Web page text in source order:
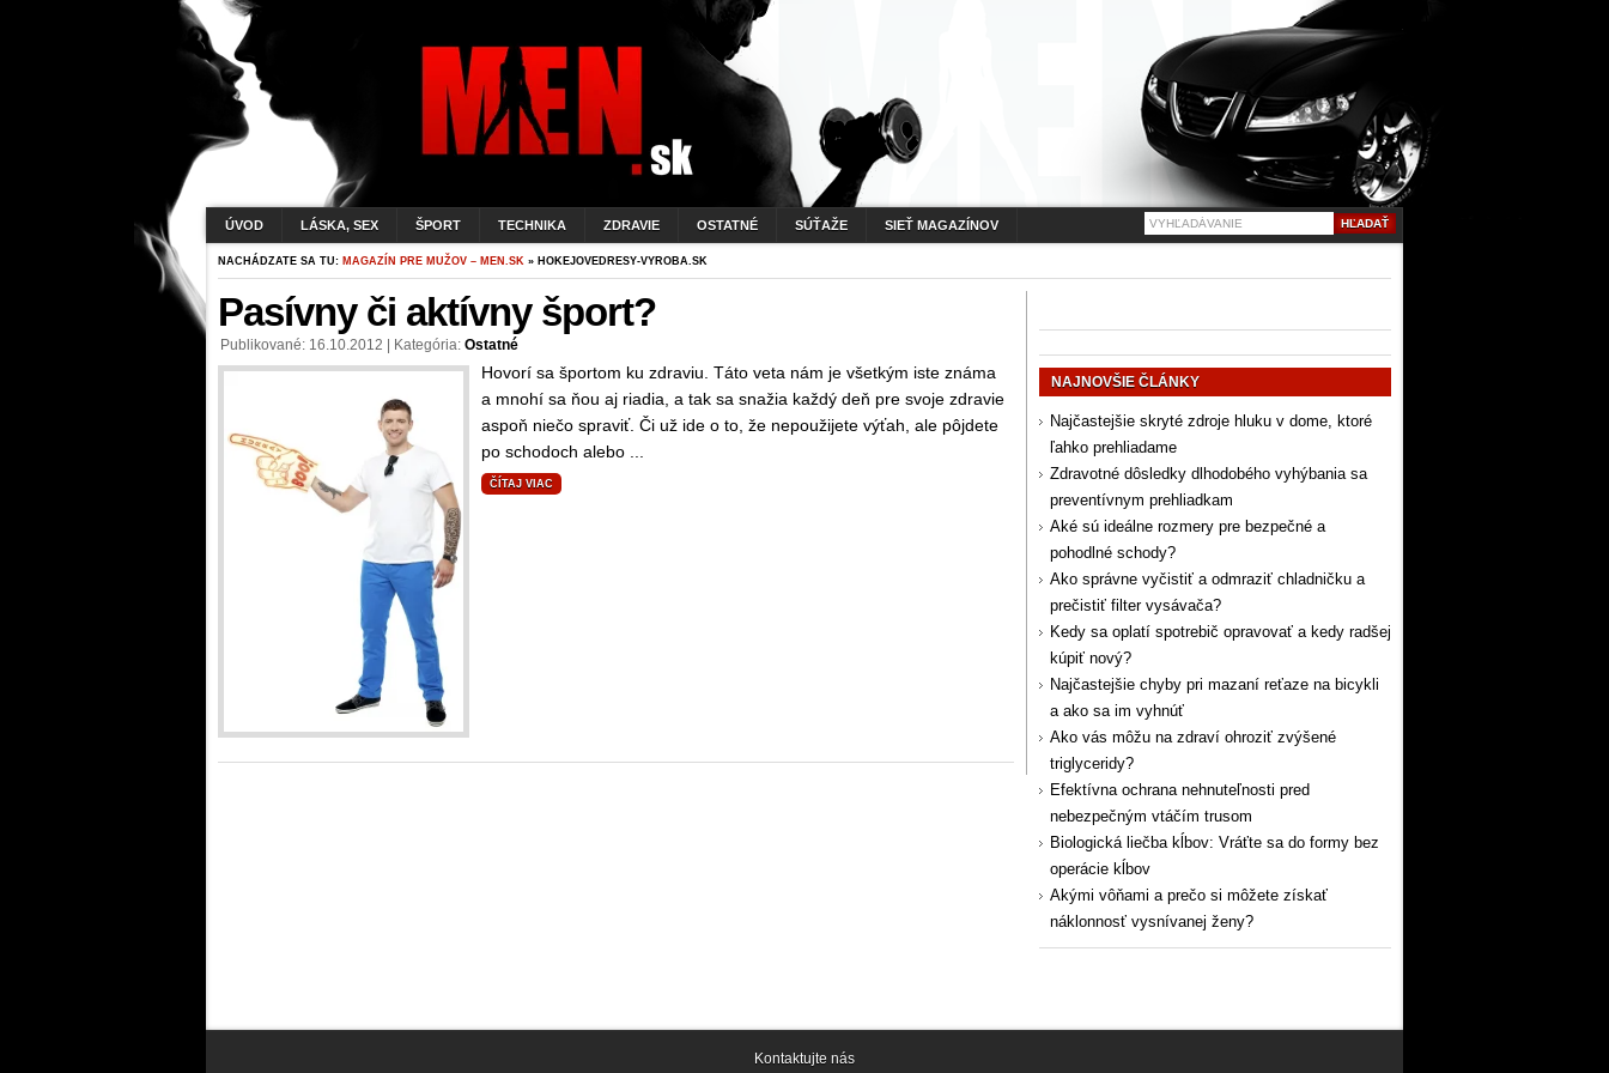
ÚVOD LÁSKA, SEX ŠPORT TECHNIKA ZDRAVIE OSTATNÉ SÚŤAŽE SIEŤ MAGAZÍNOV
NACHÁDZATE SA TU: MAGAZÍN PRE MUŽOV – MEN.SK » HOKEJOVEDRESY-VYROBA.SK
Pasívny či aktívny šport?
Publikované: 16.10.2012 | Kategória: Ostatné
Hovorí sa športom ku zdraviu. Táto veta nám je všetkým iste známa
a mnohí sa ňou aj riadia, a tak sa snažia každý deň pre svoje zdravie
aspoň niečo spraviť. Či už ide o to, že nepoužijete výťah, ale pôjdete
po schodoch alebo ...
ČÍTAJ VIAC
NAJNOVŠIE ČLÁNKY
Najčastejšie skryté zdroje hluku v dome, ktoré
ľahko prehliadame
Zdravotné dôsledky dlhodobého vyhýbania sa
preventívnym prehliadkam
Aké sú ideálne rozmery pre bezpečné a
pohodlné schody?
Ako správne vyčistiť a odmraziť chladničku a
prečistiť filter vysávača?
Kedy sa oplatí spotrebič opravovať a kedy radšej
kúpiť nový?
Najčastejšie chyby pri mazaní reťaze na bicykli
a ako sa im vyhnúť
Ako vás môžu na zdraví ohroziť zvýšené
triglyceridy?
Efektívna ochrana nehnuteľnosti pred
nebezpečným vtáčím trusom
Biologická liečba kĺbov: Vráťte sa do formy bez
operácie kĺbov
Akými vôňami a prečo si môžete získať
náklonnosť vysnívanej ženy?
Kontaktujte nás